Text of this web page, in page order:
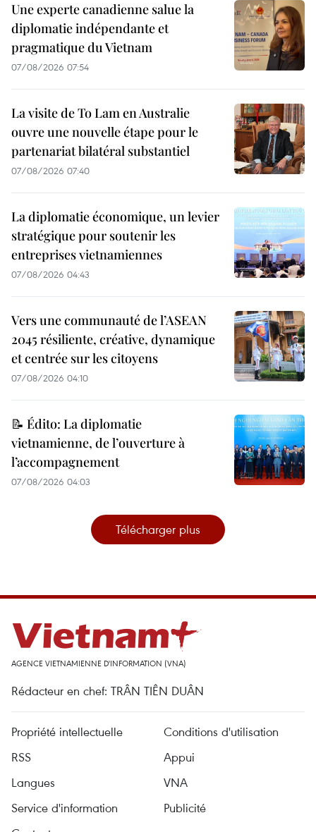
Une experte canadienne salue la
diplomatie indépendante et
pragmatique du Vietnam
07/08/2026 07:54
La visite de To Lam en Australie
ouvre une nouvelle étape pour le
partenariat bilatéral substantiel
07/08/2026 07:40
La diplomatie économique, un levier
stratégique pour soutenir les
entreprises vietnamiennes
07/08/2026 04:43
Vers une communauté de l’ASEAN
2045 résiliente, créative, dynamique
et centrée sur les citoyens
07/08/2026 04:10
📝 Édito: La diplomatie
vietnamienne, de l’ouverture à
l’accompagnement
07/08/2026 04:03
Télécharger plus
AGENCE VIETNAMIENNE D'INFORMATION (VNA)
Rédacteur en chef: TRÂN TIÊN DUÂN
Propriété intellectuelle
Conditions d'utilisation
RSS
Appui
Langues
VNA
Service d'information
Publicité